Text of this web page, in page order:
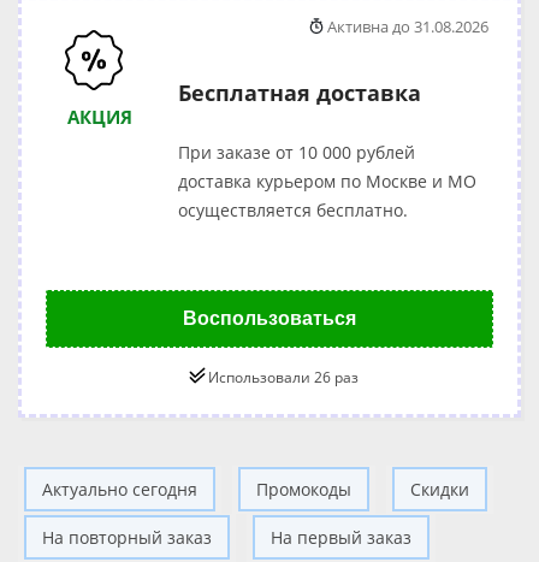
АКЦИЯ
Бесплатная доставка
При заказе от 10 000 рублей
доставка курьером по Москве и МО
осуществляется бесплатно.
Активна до 31.08.2026
Воспользоваться
Использовали 26 раз
Актуально сегодня Промокоды Скидки
На повторный заказ На первый заказ